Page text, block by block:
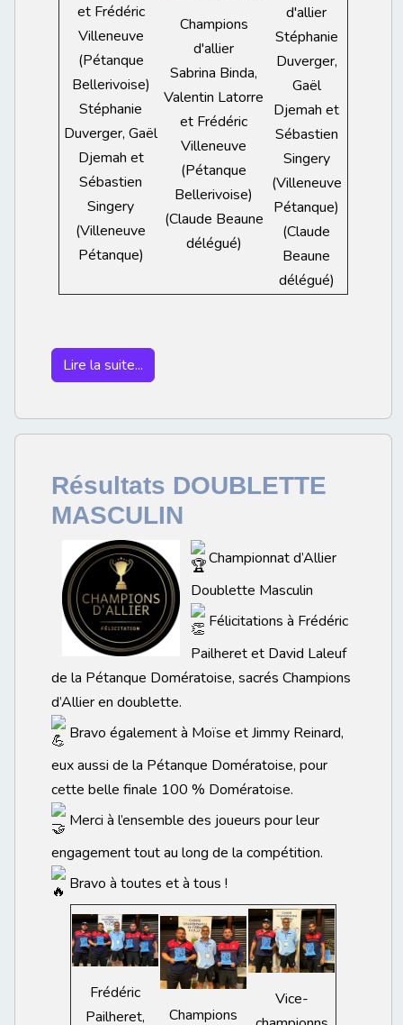
et Frédéric
Villeneuve
(Pétanque
Bellerivoise)
Stéphanie
Duverger, Gaël
Djemah et
Sébastien
Singery
(Villeneuve
Pétanque)
Champions
d'allier
Sabrina Binda,
Valentin Latorre
et Frédéric
Villeneuve
(Pétanque
Bellerivoise)
(Claude Beaune
délégué)
d'allier
Stéphanie
Duverger,
Gaël
Djemah et
Sébastien
Singery
(Villeneuve
Pétanque)
(Claude
Beaune
délégué)
Lire la suite...
Résultats DOUBLETTE
MASCULIN
Championnat d’Allier
Doublette Masculin
Félicitations à Frédéric
Pailheret et David Laleuf
de la Pétanque Domératoise, sacrés Champions
d’Allier en doublette.
Bravo également à Moïse et Jimmy Reinard,
eux aussi de la Pétanque Domératoise, pour
cette belle finale 100 % Domératoise.
Merci à l’ensemble des joueurs pour leur
engagement tout au long de la compétition.
Bravo à toutes et à tous !
Frédéric
Pailheret,
Champions
Vice-